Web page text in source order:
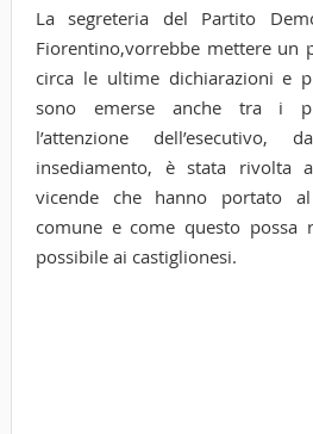
La segreteria del Partito
Fiorentino,vorrebbe mettere un
circa le ultime dichiarazioni e
sono emerse anche tra i
l’attenzione
insediamento, è stata rivolta
vicende che hanno portato
comune e come questo possa
possibile ai castiglionesi.